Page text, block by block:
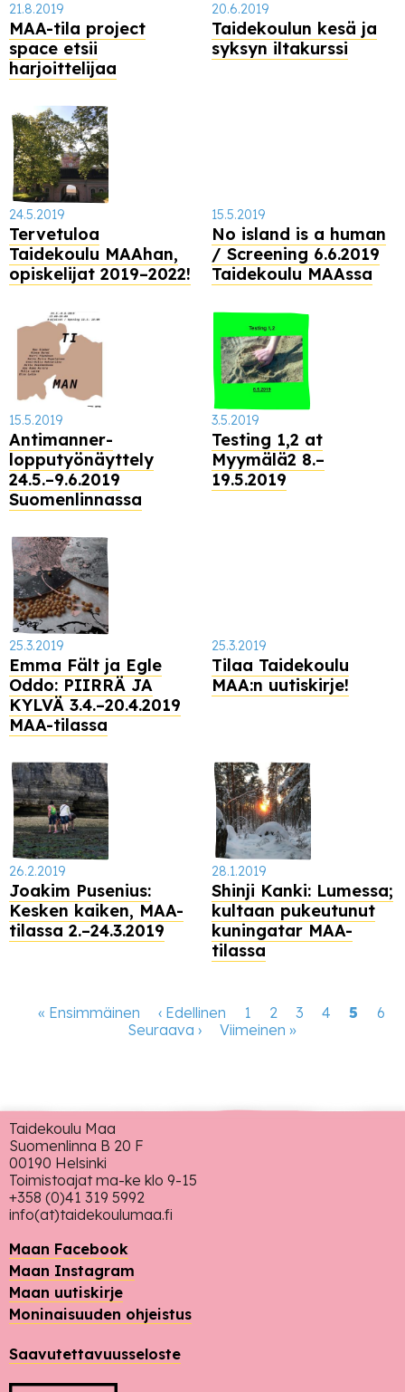
21.8.2019
MAA-tila project
space etsii
harjoittelijaa
20.6.2019
Taidekoulun kesä ja
syksyn iltakurssi
24.5.2019
Tervetuloa
Taidekoulu MAAhan,
opiskelijat 2019–2022!
15.5.2019
No island is a human
/ Screening 6.6.2019
Taidekoulu MAAssa
15.5.2019
Antimanner-
lopputyönäyttely
24.5.–9.6.2019
Suomenlinnassa
3.5.2019
Testing 1,2 at
Myymälä2 8.–
19.5.2019
25.3.2019
Emma Fält ja Egle
Oddo: PIIRRÄ JA
KYLVÄ 3.4.–20.4.2019
MAA-tilassa
25.3.2019
Tilaa Taidekoulu
MAA:n uutiskirje!
26.2.2019
Joakim Pusenius:
Kesken kaiken, MAA-
tilassa 2.–24.3.2019
28.1.2019
Shinji Kanki: Lumessa;
kultaan pukeutunut
kuningatar MAA-
tilassa
Sivutus
Ensimmäinen
« Ensimmäinen
Edellinen
sivu
‹ Edellinen Page
1 Page
2 Page
3 Page
4 5
6
Seuraava
Seuraava ›
Viimeinen
Viimeinen »
Taidekoulu Maa
Suomenlinna B 20 F
00190 Helsinki
Toimistoajat ma-ke klo 9-15
+358 (0)41 319 5992
info(at)taidekoulumaa.fi
Maan Facebook
Maan Instagram
Maan uutiskirje
Moninaisuuden ohjeistus
Saavutettavuusseloste